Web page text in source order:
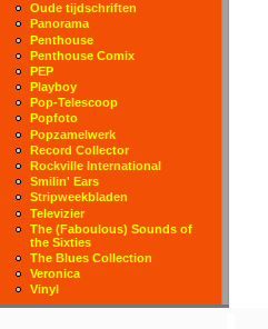
Oude tijdschriften
Panorama
Penthouse
Penthouse Comix
PEP
Playboy
Pop-Telescoop
Popfoto
Popzamelwerk
Record Collector
Rockville International
Smilin' Ears
Stripweekbladen
Televizier
The (Faboulous) Sounds of
the Sixties
The Blues Collection
Veronica
Vinyl